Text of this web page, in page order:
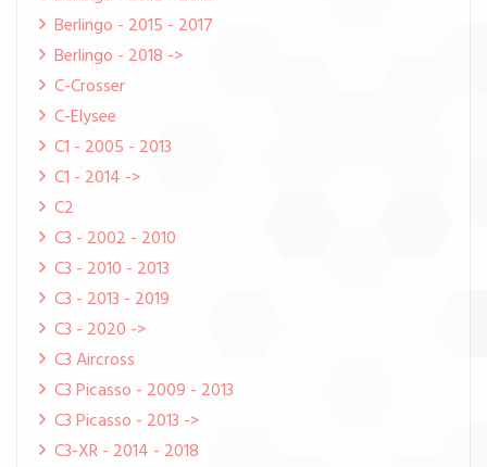
Berlingo - 2015 - 2017
Berlingo - 2018 ->
C-Crosser
C-Elysee
C1 - 2005 - 2013
C1 - 2014 ->
C2
C3 - 2002 - 2010
C3 - 2010 - 2013
C3 - 2013 - 2019
C3 - 2020 ->
C3 Aircross
C3 Picasso - 2009 - 2013
C3 Picasso - 2013 ->
C3-XR - 2014 - 2018